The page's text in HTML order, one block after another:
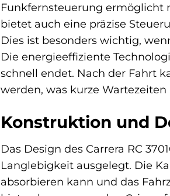
Funkfernsteuerung ermöglicht
bietet auch eine präzise
Dies ist besonders wichtig,
Die energieeffiziente
schnell endet. Nach der Fahrt
werden, was kurze
Konstruktion und
Das Design des Carrera RC
Langlebigkeit ausgelegt. Die
absorbieren kann und das